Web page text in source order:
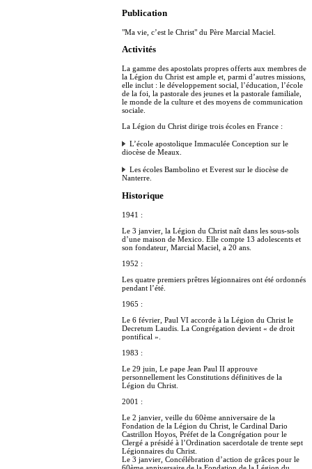
Publication
"Ma vie, c’est le Christ" du Père Marcial Maciel.
Activités
La gamme des apostolats propres offerts aux membres de
la Légion du Christ est ample et, parmi d’autres missions,
elle inclut : le développement social, l’éducation, l’école
de la foi, la pastorale des jeunes et la pastorale familiale,
le monde de la culture et des moyens de communication
sociale.
La Légion du Christ dirige trois écoles en France :
L’école apostolique Immaculée Conception sur le
diocèse de Meaux.
Les écoles Bambolino et Everest sur le diocèse de
Nanterre.
Historique
1941 :
Le 3 janvier, la Légion du Christ naît dans les sous-sols
d’une maison de Mexico. Elle compte 13 adolescents et
son fondateur, Marcial Maciel, a 20 ans.
1952 :
Les quatre premiers prêtres légionnaires ont été ordonnés
pendant l’été.
1965 :
Le 6 février, Paul VI accorde à la Légion du Christ le
Decretum Laudis. La Congrégation devient « de droit
pontifical ».
1983 :
Le 29 juin, Le pape Jean Paul II approuve
personnellement les Constitutions définitives de la
Légion du Christ.
2001 :
Le 2 janvier, veille du 60ème anniversaire de la
Fondation de la Légion du Christ, le Cardinal Dario
Castrillon Hoyos, Préfet de la Congrégation pour le
Clergé a présidé à l’Ordination sacerdotale de trente sept
Légionnaires du Christ.
Le 3 janvier, Concélébration d’action de grâces pour le